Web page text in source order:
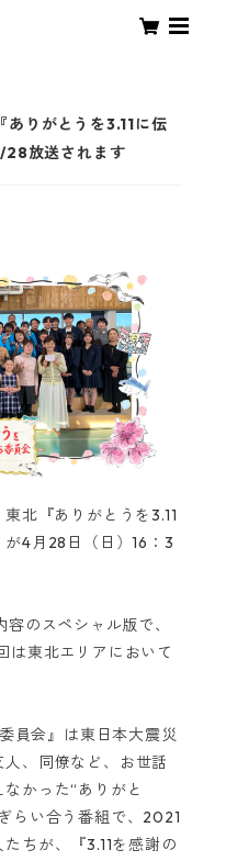
りがとうを3.11に伝
28放送されます
東北『ありがとうを3.11
が4月 28 日（日）16 ： 3
容のスペシャル版で、
は東北エリアにおいて
員会』は東日本大震災
、同僚など、お世話
かった“ありがと
らい合う番組で、 2021
たちが、『3.11を感謝の